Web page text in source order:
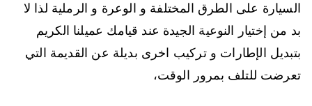
السيارة على الطرق المختلفة و الوعرة و الرملية لذا لا
بد من إختيار النوعية الجيدة عند قيامك عميلنا الكريم
بتبديل الإطارات و تركيب اخرى بديلة عن القديمة التي
تعرضت للتلف بمرور الوقت،